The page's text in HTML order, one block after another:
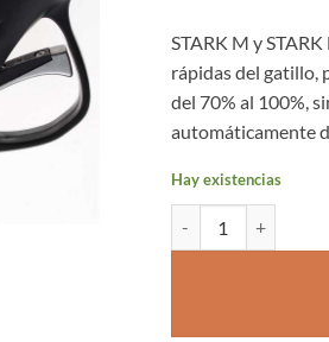
STARK M y
rápidas del gatillo,
del 70% al 100%,
automáticamente
Hay existencias